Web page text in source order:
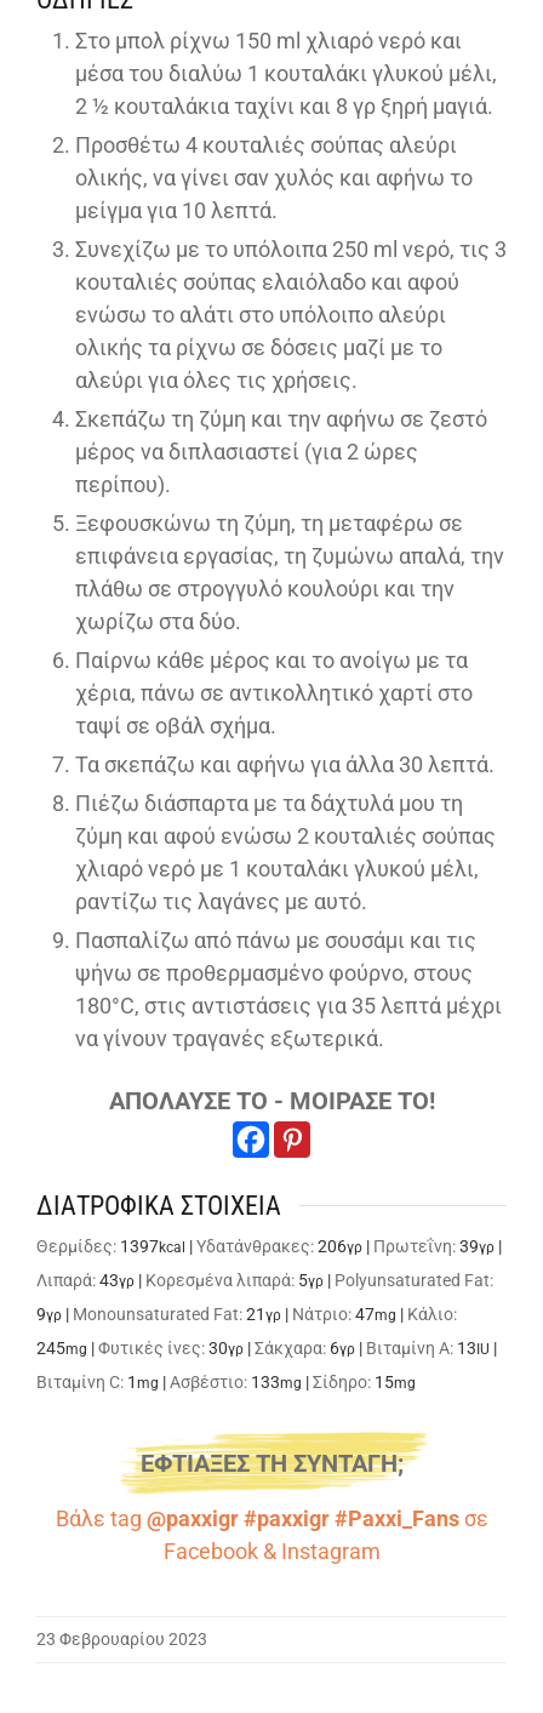
Στο μπολ ρίχνω 150 ml χλιαρό νερό και
μέσα του διαλύω 1 κουταλάκι γλυκού μέλι,
2 ½ κουταλάκια ταχίνι και 8 γρ ξηρή μαγιά.
Προσθέτω 4 κουταλιές σούπας αλεύρι
ολικής, να γίνει σαν χυλός και αφήνω το
μείγμα για 10 λεπτά.
Συνεχίζω με το υπόλοιπα 250 ml νερό, τις 3
κουταλιές σούπας ελαιόλαδο και αφού
ενώσω το αλάτι στο υπόλοιπο αλεύρι
ολικής τα ρίχνω σε δόσεις μαζί με το
αλεύρι για όλες τις χρήσεις.
Σκεπάζω τη ζύμη και την αφήνω σε ζεστό
μέρος να διπλασιαστεί (για 2 ώρες
περίπου).
Ξεφουσκώνω τη ζύμη, τη μεταφέρω σε
επιφάνεια εργασίας, τη ζυμώνω απαλά, την
πλάθω σε στρογγυλό κουλούρι και την
χωρίζω στα δύο.
Παίρνω κάθε μέρος και το ανοίγω με τα
χέρια, πάνω σε αντικολλητικό χαρτί στο
ταψί σε οβάλ σχήμα.
Τα σκεπάζω και αφήνω για άλλα 30 λεπτά.
Πιέζω διάσπαρτα με τα δάχτυλά μου τη
ζύμη και αφού ενώσω 2 κουταλιές σούπας
χλιαρό νερό με 1 κουταλάκι γλυκού μέλι,
ραντίζω τις λαγάνες με αυτό.
Πασπαλίζω από πάνω με σουσάμι και τις
ψήνω σε προθερμασμένο φούρνο, στους
180°C, στις αντιστάσεις για 35 λεπτά μέχρι
να γίνουν τραγανές εξωτερικά.
ΑΠΟΛΑΥΣΕ ΤΟ - ΜΟΙΡΑΣΕ ΤΟ!
ΔΙΑΤΡΟΦΙΚΑ ΣΤΟΙΧΕΙΑ
Θερμίδες: 1397kcal |Υδατάνθρακες:206γρ | Πρωτεΐνη:39γρ |
Λιπαρά:43γρ | Κορεσμένα λιπαρά: 5γρ | Polyunsaturated Fat:
9γρ | Monounsaturated Fat:21 γρ | Νάτριο:47mg | Κάλιο:
245mg |Φυτικές ίνες:30γρ |Σάκχαρα: 6γρ | Βιταμίνη A: 13IU |
Βιταμίνη C: 1 mg |Ασβέστιο: 133mg |Σίδηρο: 15mg
ΕΦΤΙΑΞΕΣ ΤΗ ΣΥΝΤΑΓΗ;
Βάλε tag @paxxigr #paxxigr #Paxxi_Fansσε
Facebook& Instagram
23 Φεβρουαρίου 2023